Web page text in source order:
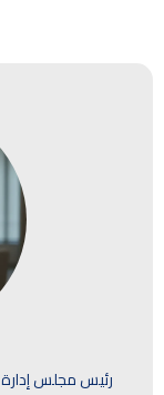
رئيس مجلس